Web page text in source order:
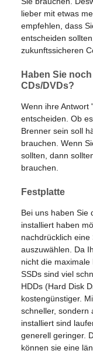
lieber mit etwas
empfehlen, dass
entscheiden
zukunftssicheren
Haben Sie
CDs/DVDs?
Wenn ihre Antwort
entscheiden. Ob
Brenner sein soll
brauchen. Wenn
sollten, dann
brauchen.
Festplatte
Bei uns haben Sie
installiert haben
nachdrücklich
auszuwählen. Da
nicht die maximale
SSDs sind viel
HDDs (Hard Disk
kostengünstiger.
schneller, sondern
installiert sind
generell geringer.
können sie eine